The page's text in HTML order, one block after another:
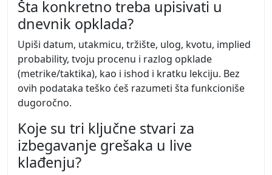
Šta konkretno treba upisivati u
dnevnik opklada?
Upiši datum, utakmicu, tržište, ulog, kvotu, implied
probability, tvoju procenu i razlog opklade
(metrike/taktika), kao i ishod i kratku lekciju. Bez
ovih podataka teško ćeš razumeti šta funkcioniše
dugoročno.
Koje su tri ključne stvari za
izbegavanje grešaka u live
klađenju?